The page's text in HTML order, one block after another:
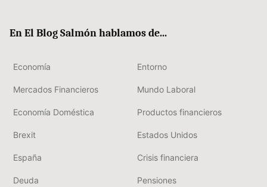
En El Blog Salmón hablamos de...
Economía Entorno
Mercados Financieros Mundo Laboral
Economía Doméstica Productos financieros
Brexit Estados Unidos
España Crisis financiera
Deuda Pensiones